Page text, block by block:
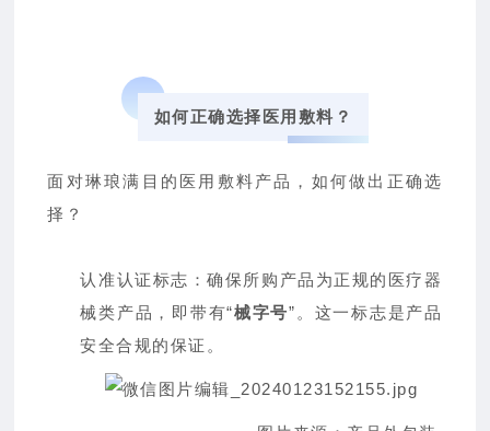
如何正确选择医用敷料？
面对琳琅满目的医用敷料产品，如何做出正确选
择？
认准认证标志：确保所购产品为正规的医疗器
械类产品，即带有“械字号”。这一标志是产品
安全合规的保证。